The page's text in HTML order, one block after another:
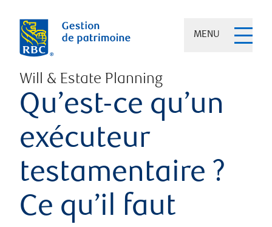
MENU
Will & Estate Planning
Qu’est-ce qu’un
exécuteur
testamentaire ?
Ce qu’il faut